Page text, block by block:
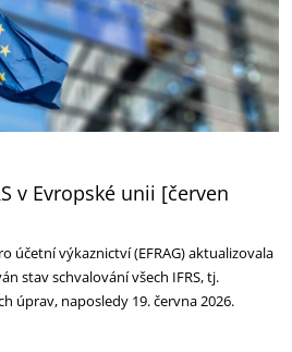
v Evropské unii [červen
účetní výkaznictví (EFRAG) aktualizovala
stav schvalování všech IFRS, tj.
úprav, naposledy 19. června 2026.